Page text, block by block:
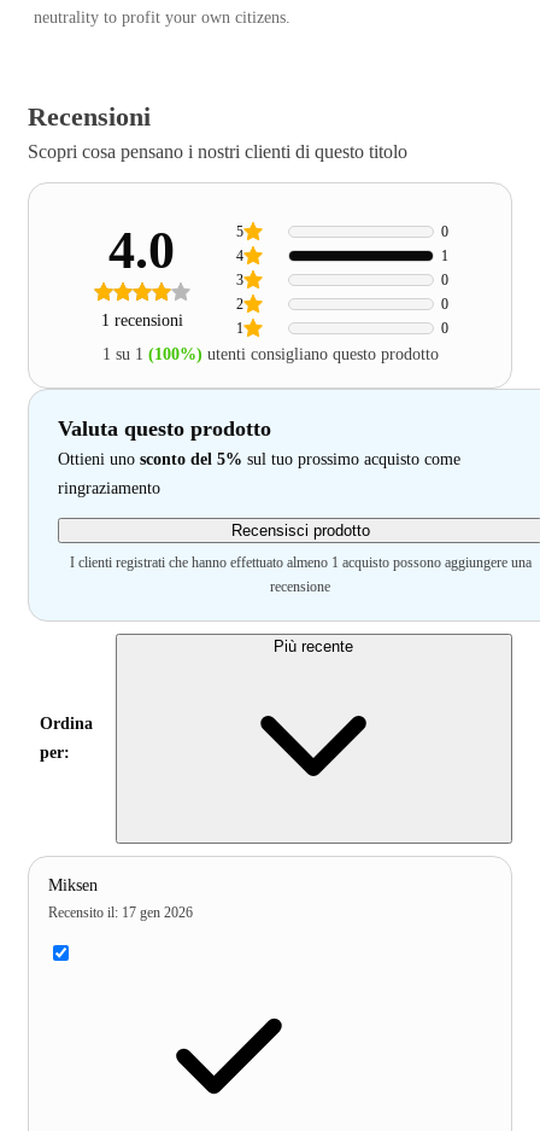
neutrality to profit your own citizens.
Recensioni
Scopri cosa pensano i nostri clienti di questo titolo
4.0
1 recensioni 1 0
2 0
3 0
4 1
5 0
1 su 1 (100%) utenti consigliano questo prodotto
Valuta questo prodotto
Ottieni uno sconto del 5% sul tuo prossimo acquisto come
ringraziamento
Recensisci prodotto
I clienti registrati che hanno effettuato almeno 1 acquisto possono aggiungere una
recensione
Ordina
per:
Più recente
Miksen
Recensito il: 17 gen 2026